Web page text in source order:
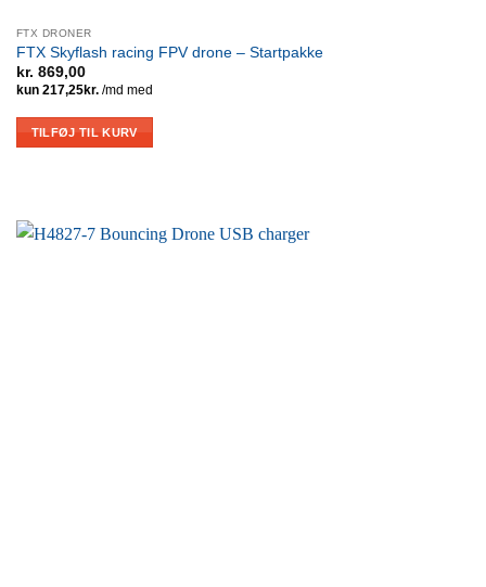
FTX DRONER
FTX Skyflash racing FPV drone – Startpakke
kr. 869,00
TILFØJ TIL KURV